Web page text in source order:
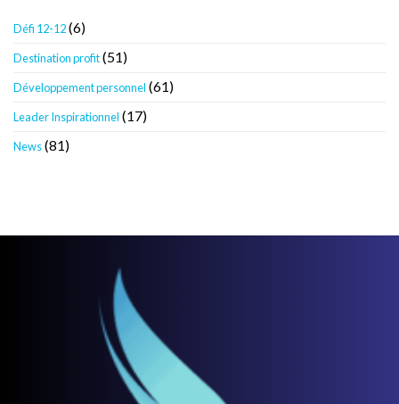
Défi 12-12(6)
Destination profit(51)
Développement personnel (61)
Leader Inspirationnel (17)
News(81)